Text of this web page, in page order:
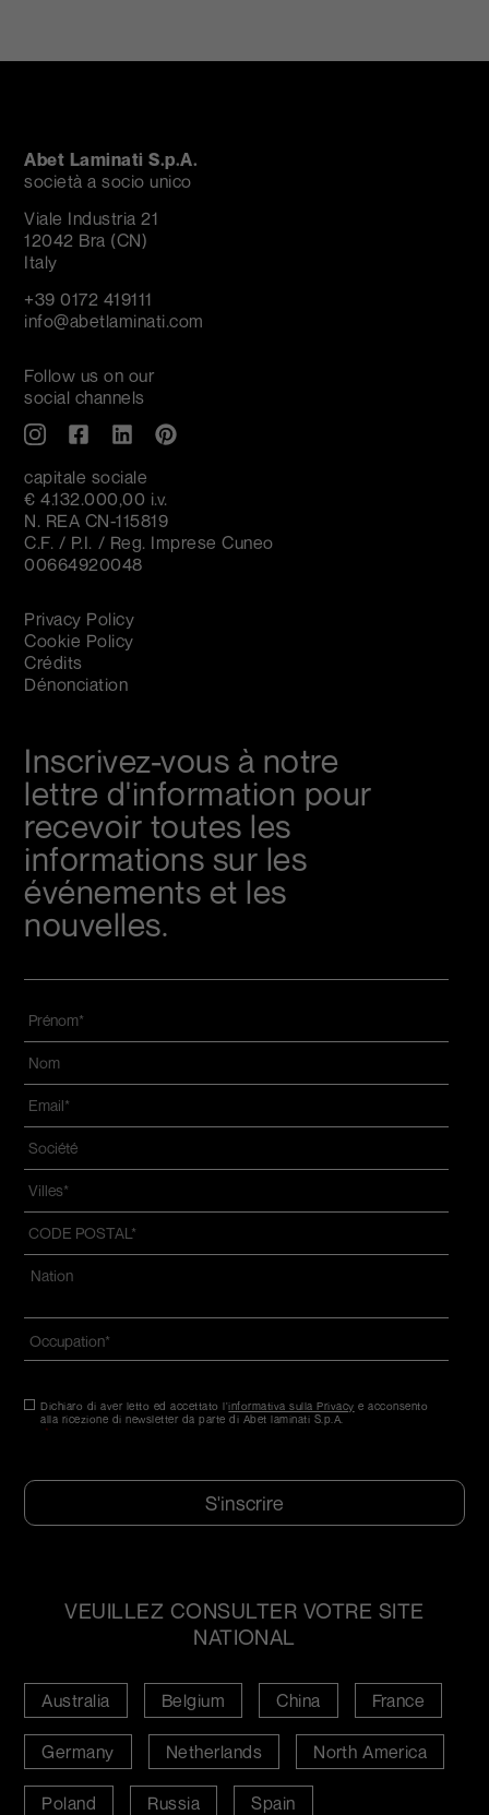
Abet Laminati S.p.A.
società a socio unico
Viale Industria 21
12042 Bra (CN)
Italy
+39 0172 419111
info@abetlaminati.com
Follow us on our
social channels
capitale sociale
€ 4.132.000,00 i.v.
N. REA CN-115819
C.F. / P.I. / Reg. Imprese Cuneo
00664920048
Privacy Policy
Cookie Policy
Crédits
Dénonciation
Inscrivez-vous à notre
lettre d'information pour
recevoir toutes les
informations sur les
événements et les
nouvelles.
Prénom
Nom
Email
Azienda
Villes
CODE
POSTAL *
Adresse
Nazione*
Consentement *
Dichiaro di aver letto ed accettato l'informativa sulla Privacy e acconsento
alla ricezione di newsletter da parte di Abet laminati S.p.A.
*
VEUILLEZ CONSULTER VOTRE SITE
NATIONAL
Australia Belgium China France
Germany Netherlands North America
Poland Russia Spain